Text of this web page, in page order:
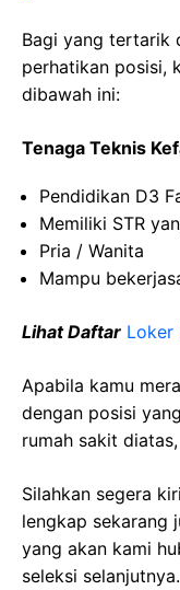
Bagi yang tertarik
perhatikan posisi,
dibawah ini:
Tenaga Teknis
Pendidikan D3
Memiliki STR
Pria / Wanita
Mampu
Lihat Daftar Loker
Apabila kamu
dengan posisi
rumah sakit diatas,
Silahkan segera
lengkap sekarang
yang akan kami
seleksi selanjutnya.